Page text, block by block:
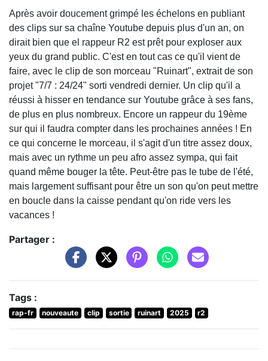
Après avoir doucement grimpé les échelons en publiant
des clips sur sa chaîne Youtube depuis plus d'un an, on
dirait bien que el rappeur R2 est prêt pour exploser aux
yeux du grand public. C'est en tout cas ce qu'il vient de
faire, avec le clip de son morceau "Ruinart", extrait de son
projet "7/7 : 24/24" sorti vendredi dernier. Un clip qu'il a
réussi à hisser en tendance sur Youtube grâce à ses fans,
de plus en plus nombreux. Encore un rappeur du 19ème
sur qui il faudra compter dans les prochaines années ! En
ce qui concerne le morceau, il s'agit d'un titre assez doux,
mais avec un rythme un peu afro assez sympa, qui fait
quand même bouger la tête. Peut-être pas le tube de l'été,
mais largement suffisant pour être un son qu'on peut mettre
en boucle dans la caisse pendant qu'on ride vers les
vacances !
Partager :
Tags :
rap-fr nouveaute clip sortie ruinart 2025 r2